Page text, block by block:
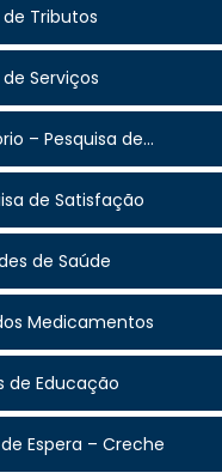
Tributos
Serviços
– Pesquisa de...
de Satisfação
de Saúde
Medicamentos
de Educação
Espera – Creche